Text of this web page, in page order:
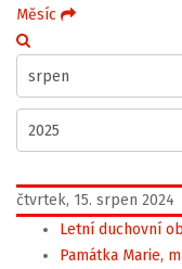
Měsíc
čtvrtek, 15. srpen 2024
Letní duchovní
Památka Marie,